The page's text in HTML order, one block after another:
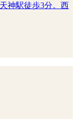
神駅徒歩3分。西